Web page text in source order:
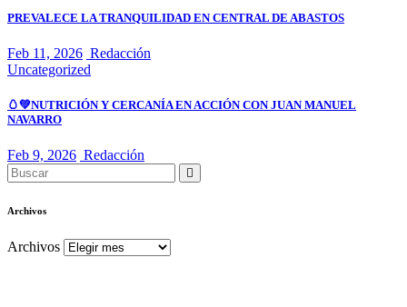
PREVALECE LA TRANQUILIDAD EN CENTRAL DE ABASTOS
Feb 11, 2026 Redacción
Uncategorized
🥚💚NUTRICIÓN Y CERCANÍA EN ACCIÓN CON JUAN MANUEL
NAVARRO
Feb 9, 2026 Redacción
Archivos
Archivos